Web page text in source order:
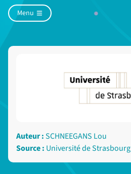
Menu
Auteur :SCHNEEGANS Lou
Source : Université de Strasbourg